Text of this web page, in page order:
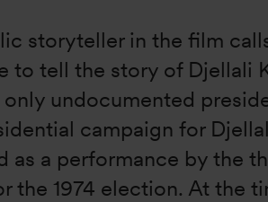
storyteller in the film
to tell the story of Djellali
undocumented
campaign for
as a performance by the
the 1974 election. At the